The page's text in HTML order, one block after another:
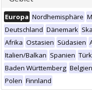
Europa Nordhemisphäre
Deutschland Dänemark
Afrika Ostasien Südasien
Italien/Balkan Spanien
Baden Württemberg Belgien
Polen Finnland